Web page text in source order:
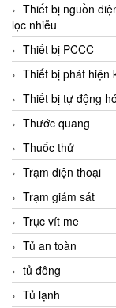
Thiết bị nguồn
lọc nhiễu
Thiết bị PCCC
Thiết bị phát hiện
Thiết bị tự động
Thước quang
Thuốc thử
Trạm điện thoại
Trạm giám sát
Trục vít me
Tủ an toàn
tủ đông
Tủ lạnh